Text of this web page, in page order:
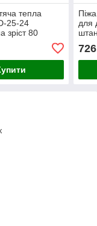
тепла
25-24
зріст 80
для
726